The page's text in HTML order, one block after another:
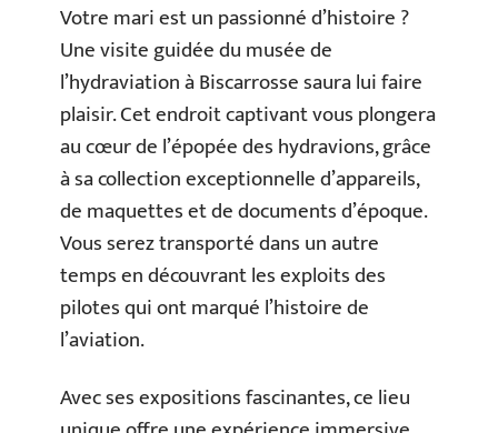
Votre mari est un passionné d’histoire ?
Une visite guidée du musée de
l’hydraviation à Biscarrosse saura lui faire
plaisir. Cet endroit captivant vous plongera
au cœur de l’épopée des hydravions, grâce
à sa collection exceptionnelle d’appareils,
de maquettes et de documents d’époque.
Vous serez transporté dans un autre
temps en découvrant les exploits des
pilotes qui ont marqué l’histoire de
l’aviation.
Avec ses expositions fascinantes, ce lieu